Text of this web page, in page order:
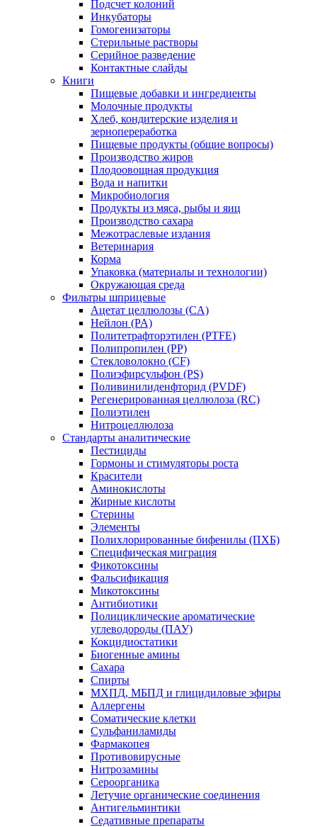
Подсчет колоний
Инкубаторы
Гомогенизаторы
Стерильные растворы
Серийное разведение
Контактные слайды
Книги
Пищевые добавки и ингредиенты
Молочные продукты
Хлеб, кондитерские изделия и
зернопереработка
Пищевые продукты (общие вопросы)
Производство жиров
Плодоовощная продукция
Вода и напитки
Микробиология
Продукты из мяса, рыбы и яиц
Производство сахара
Межотраслевые издания
Ветеринария
Корма
Упаковка (материалы и технологии)
Окружающая среда
Фильтры шприцевые
Ацетат целлюлозы (CA)
Нейлон (PA)
Политетрафторэтилен (PTFE)
Полипропилен (PP)
Стекловолокно (CF)
Полиэфирсульфон (PS)
Поливинилиденфторид (PVDF)
Регенерированная целлюлоза (RC)
Полиэтилен
Нитроцеллюлоза
Стандарты аналитические
Пестициды
Гормоны и стимуляторы роста
Красители
Аминокислоты
Жирные кислоты
Стерины
Элементы
Полихлорированные бифенилы (ПХБ)
Специфическая миграция
Фикотоксины
Фальсификация
Микотоксины
Антибиотики
Полициклические ароматические
углеводороды (ПАУ)
Кокцидиостатики
Биогенные амины
Сахара
Спирты
МХПД, МБПД и глицидиловые эфиры
Аллергены
Соматические клетки
Сульфаниламиды
Фармакопея
Противовирусные
Нитрозамины
Сероорганика
Летучие органические соединения
Антигельминтики
Седативные препараты